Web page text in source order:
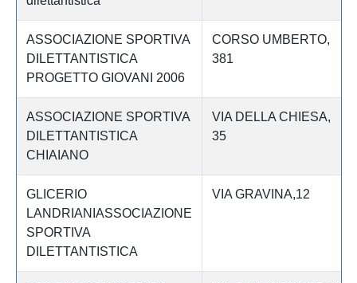
ASSOCIAZIONE SPORTIVA
DILETTANTISTICA
PROGETTO GIOVANI 2006
CORSO UMBERTO,
381
ASSOCIAZIONE SPORTIVA
DILETTANTISTICA
CHIAIANO
VIA DELLA CHIESA,
35
GLICERIO
LANDRIANIASSOCIAZIONE
SPORTIVA
DILETTANTISTICA
VIA GRAVINA,12